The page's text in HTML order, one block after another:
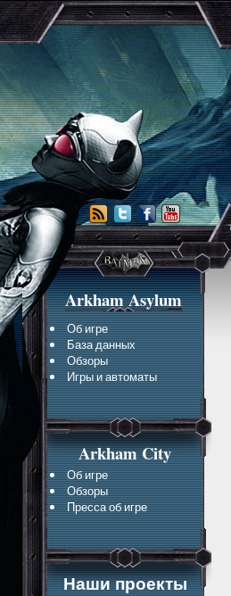
Arkham Asylum
Об игре
База данных
Обзоры
Игры и автоматы
Arkham City
Об игре
Обзоры
Пресса об игре
Наши проекты